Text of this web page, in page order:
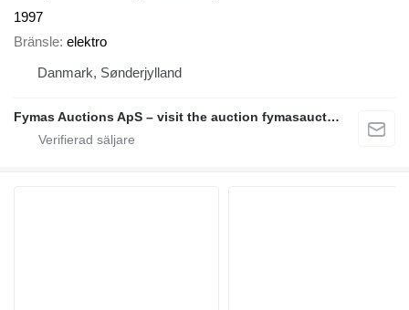
1997
Bränsle elektro
Danmark, Sønderjylland
Fymas Auctions ApS – visit the auction fymasauctions.dk